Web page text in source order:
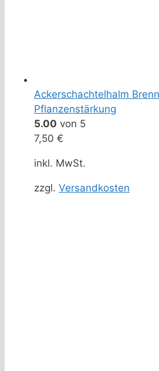
Ackerschachtelhalm
Pflanzenstärkung
5.00 von 5
7,50 €
inkl. MwSt.
zzgl. Versandkosten